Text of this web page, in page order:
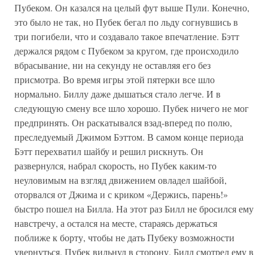
Пубеком. Он казался на целый фут выше Пули. Конечно,
это было не так, но Пубек бегал по льду согнувшись в
три погибели, что и создавало такое впечатление. Бэтт
держался рядом с Пубеком за кругом, где происходило
вбрасывание, ни на секунду не оставляя его без
присмотра. Во время игры этой пятерки все шло
нормально. Биллу даже дышаться стало легче. И в
следующую смену все шло хорошо. Пубек ничего не мог
предпринять. Он раскатывался взад-вперед по полю,
преследуемый Джимом Бэттом. В самом конце периода
Бэтт перехватил шайбу и решил рискнуть. Он
развернулся, набрал скорость, но Пубек каким-то
неуловимым на взгляд движением овладел шайбой,
оторвался от Джима и с криком «Держись, парень!»
быстро пошел на Билла. На этот раз Билл не бросился ему
навстречу, а остался на месте, стараясь держаться
поближе к борту, чтобы не дать Пубеку возможности
увернуться. Пубек вильнул в сторону. Билл смотрел ему в